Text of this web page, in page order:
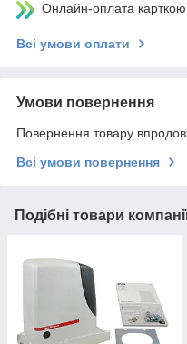
Онлайн-оплата
Всі умови оплати
Умови повернення
Повернення товару
Всі умови повернення
Подібні товари